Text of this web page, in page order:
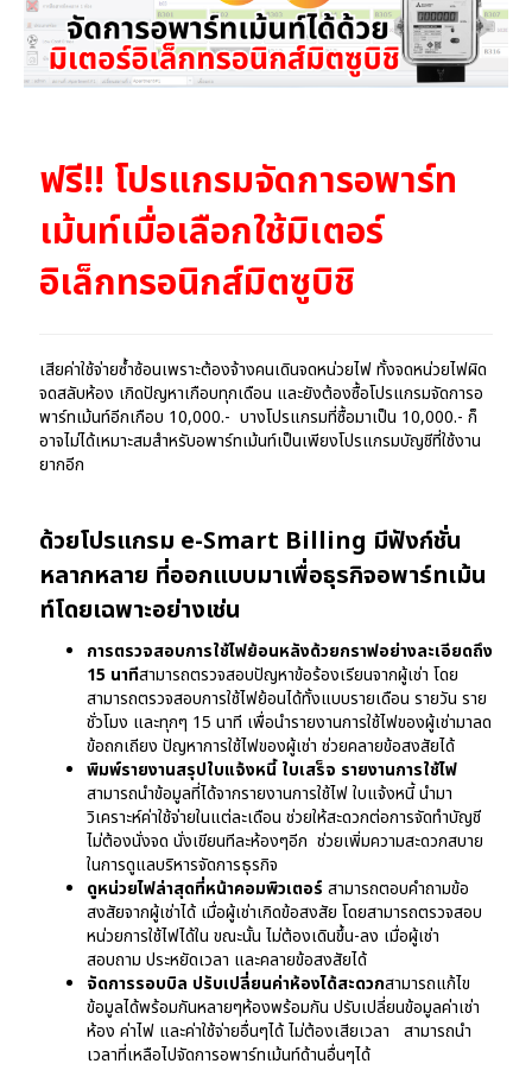
ฟรี!! โปรแกรมจัดการอพาร์ท
เม้นท์เมื่อเลือกใช้มิเตอร์
อิเล็กทรอนิกส์มิตซูบิชิ
เสียค่าใช้จ่ายซ้ำซ้อนเพราะต้องจ้างคนเดินจดหน่วยไฟ ทั้งจดหน่วยไฟผิด
จดสลับห้อง เกิดปัญหาเกือบทุกเดือน และยังต้องซื้อโปรแกรมจัดการอ
พาร์ทเม้นท์อีกเกือบ 10,000.- บางโปรแกรมที่ซื้อมาเป็น 10,000.- ก็
อาจไม่ได้เหมาะสมสำหรับอพาร์ทเม้นท์เป็นเพียงโปรแกรมบัญชีที่ใช้งาน
ยากอีก
ด้วยโปรแกรม e-Smart Billing มีฟังก์ชั่น
หลากหลาย ที่ออกแบบมาเพื่อธุรกิจอพาร์ทเม้น
ท์โดยเฉพาะอย่างเช่น
การตรวจสอบการใช้ไฟย้อนหลังด้วยกราฟอย่างละเอียดถึง
15 นาทีสามารถตรวจสอบปัญหาข้อร้องเรียนจากผู้เช่า โดย
สามารถตรวจสอบการใช้ไฟย้อนได้ทั้งแบบรายเดือน รายวัน ราย
ชั่วโมง และทุกๆ 15 นาที เพื่อนำรายงานการใช้ไฟของผู้เช่ามาลด
ข้อถกเถียง ปัญหาการใช้ไฟของผู้เช่า ช่วยคลายข้อสงสัยได้
พิมพ์รายงานสรุปใบแจ้งหนี้ ใบเสร็จ รายงานการใช้ไฟ
สามารถนำข้อมูลที่ได้จากรายงานการใช้ไฟ ใบแจ้งหนี้ นำมา
วิเคราะห์ค่าใช้จ่ายในแต่ละเดือน ช่วยให้สะดวกต่อการจัดทำบัญชี
ไม่ต้องนั่งจด นั่งเขียนทีละห้องๆอีก ช่วยเพิ่มความสะดวกสบาย
ในการดูแลบริหารจัดการธุรกิจ
ดูหน่วยไฟล่าสุดที่หน้าคอมพิวเตอร์ สามารถตอบคำถามข้อ
สงสัยจากผู้เช่าได้ เมื่อผู้เช่าเกิดข้อสงสัย โดยสามารถตรวจสอบ
หน่วยการใช้ไฟได้ใน ขณะนั้น ไม่ต้องเดินขึ้น-ลง เมื่อผู้เช่า
สอบถาม ประหยัดเวลา และคลายข้อสงสัยได้
จัดการรอบบิล ปรับเปลี่ยนค่าห้องได้สะดวกสามารถแก้ไข
ข้อมูลได้พร้อมกันหลายๆห้องพร้อมกัน ปรับเปลี่ยนข้อมูลค่าเช่า
ห้อง ค่าไฟ และค่าใช้จ่ายอื่นๆได้ ไม่ต้องเสียเวลา สามารถนำ
เวลาที่เหลือไปจัดการอพาร์ทเม้นท์ด้านอื่นๆได้